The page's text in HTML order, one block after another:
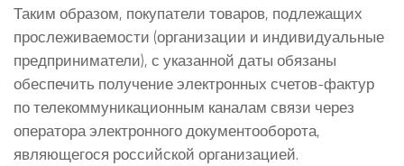
Таким образом, покупатели товаров, подлежащих
прослеживаемости (организации и индивидуальные
предприниматели), с указанной даты обязаны
обеспечить получение электронных счетов-фактур
по телекоммуникационным каналам связи через
оператора электронного документооборота,
являющегося российской организацией.